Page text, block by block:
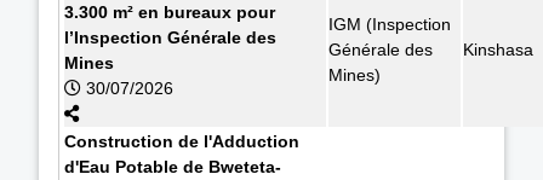
3.300 m² en bureaux pour
l’Inspection Générale des
Mines
30/07/2026
IGM (Inspection
Générale des
Mines)
Kinshasa
Construction de l'Adduction
d'Eau Potable de Bweteta-